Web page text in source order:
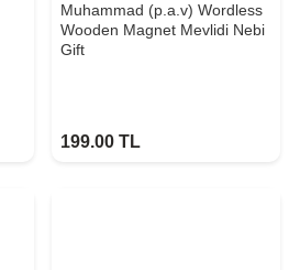
Muhammad (p.a.v) Wordless
Wooden Magnet Mevlidi Nebi
Gift
199.00 TL